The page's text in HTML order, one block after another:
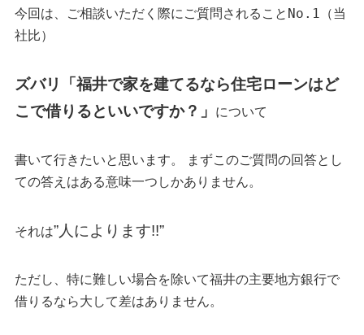
今回は、ご相談いただく際にご質問されることNo.1（当
社比）
ズバリ「福井で家を建てるなら住宅ローンはど
こで借りるといいですか？」 について
書いて行きたいと思います。 まずこのご質問の回答とし
ての答えはある意味一つしかありません。
それは”人によります!!”
ただし、特に難しい場合を除いて福井の主要地方銀行で
借りるなら大して差はありません。